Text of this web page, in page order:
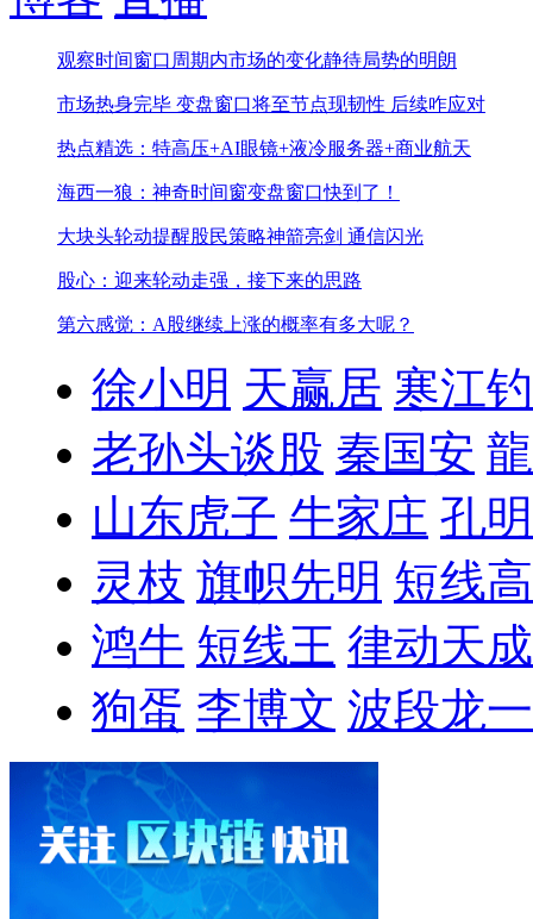
观察时间窗口周期内市场的变化静待局势的明朗
市场热身完毕 变盘窗口将至节点现韧性 后续咋应对
热点精选：特高压+AI眼镜+液冷服务器+商业航天
海西一狼：神奇时间窗变盘窗口快到了！
大块头轮动提醒股民策略神箭亮剑 通信闪光
股心：迎来轮动走强，接下来的思路
第六感觉：A股继续上涨的概率有多大呢？
徐小明 天赢居 寒江
老孙头谈股 秦国安
山东虎子 牛家庄 孔
灵枝 旗帜先明 短线
鸿牛 短线王 律动天成
狗蛋 李博文 波段龙一